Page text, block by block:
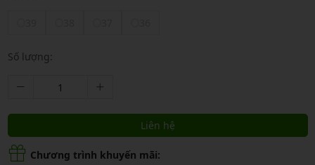
Số lượng:
Liên hệ
Chương trình khuyến mãi: